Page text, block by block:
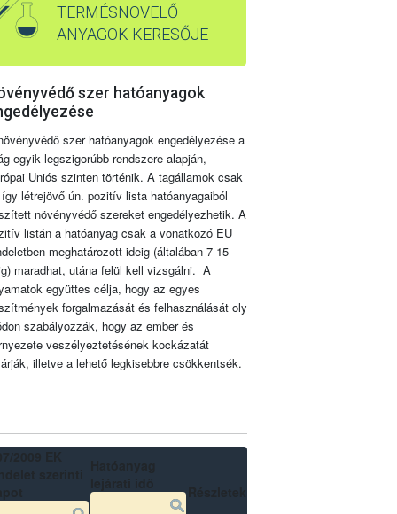
TERMÉSNÖVELŐ
ANYAGOK KERESŐJE
szer hatóanyagok
szer hatóanyagok engedélyezése a
egyik legszigorúbb rendszere alapján,
Uniós szinten történik. A tagállamok csak
létrejövő ún. pozitív lista hatóanyagaiból
növényvédő szereket engedélyezhetik. A
listán a hatóanyag csak a vonatkozó EU
meghatározott ideig (általában 7-15
maradhat, utána felül kell vizsgálni. A
együttes célja, hogy az egyes
forgalmazását és felhasználását oly
szabályozzák, hogy az ember és
veszélyeztetésének kockázatát
illetve a lehető legkisebbre csökkentsék.